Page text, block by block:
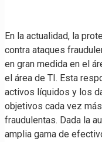
En la actualidad, la
contra ataques
en gran medida en el
el área de TI. Esta
activos líquidos y los
objetivos cada vez
fraudulentas. Dada la
amplia gama de